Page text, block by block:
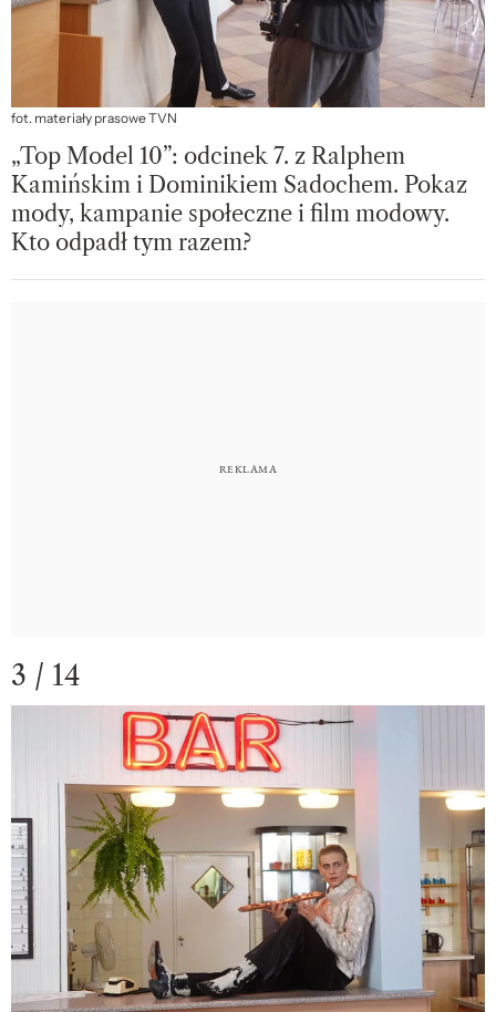
fot. materiały prasowe TVN
„Top Model 10”: odcinek 7. z Ralphem
Kamińskim i Dominikiem Sadochem. Pokaz
mody, kampanie społeczne i film modowy.
Kto odpadł tym razem?
3 / 14